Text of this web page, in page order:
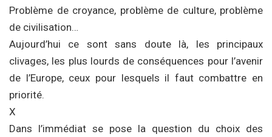
Problème de croyance, problème de culture, problème
de civilisation…
Aujourd’hui ce sont sans doute là, les principaux
clivages, les plus lourds de conséquences pour l’avenir
de l’Europe, ceux pour lesquels il faut combattre en
priorité.
X
Dans l’immédiat se pose la question du choix des